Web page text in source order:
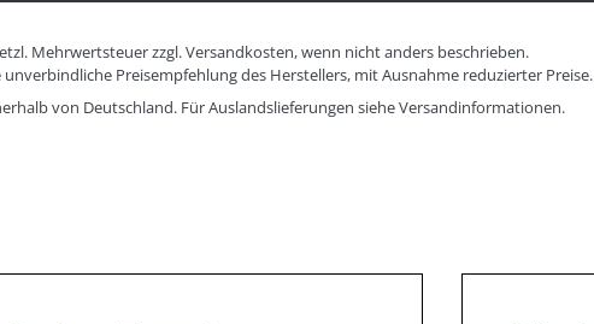
Mehrwertsteuer zzgl. Versandkosten, wenn nicht anders beschrieben.
unverbindliche Preisempfehlung des Herstellers, mit Ausnahme reduzierter Preise.
von Deutschland. Für Auslandslieferungen sieheVersandinformationen.